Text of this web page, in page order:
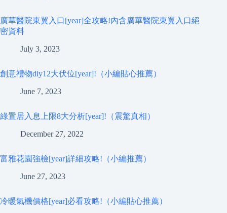
廣華醫院東翼入口[year]全攻略!內含廣華醫院東翼入口絕
密資料
July 3, 2023
創意禮物diy12大伏位[year]!（小編貼心推薦）
June 7, 2023
綠置居入息上限8大分析[year]!（震驚真相）
December 27, 2022
富雅花園強檢[year]詳細攻略!（小編推薦）
June 27, 2023
冷暖氣機價格[year]必看攻略!（小編貼心推薦）